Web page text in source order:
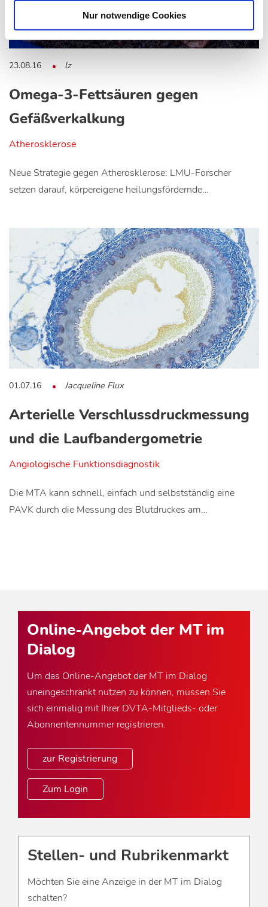
Nur notwendige Cookies
23.08.16 lz
Omega-3-Fettsäuren gegen
Gefäßverkalkung
Atherosklerose
Neue Strategie gegen Atherosklerose: LMU-Forscher
setzen darauf, körpereigene heilungsfördernde…
01.07.16 Jacqueline Flux
Arterielle Verschlussdruckmessung
und die Laufbandergometrie
Angiologische Funktionsdiagnostik
Die MTA kann schnell, einfach und selbstständig eine
PAVK durch die Messung des Blutdruckes am…
Online-Angebot der MT im
Dialog
Um das Online-Angebot der MT im Dialog
uneingeschränkt nutzen zu können, müssen Sie
sich einmalig mit Ihrer DVTA-Mitglieds- oder
Abonnentennummer registrieren.
zur Registrierung
Zum Login
Stellen- und Rubrikenmarkt
Möchten Sie eine Anzeige in der MT im Dialog
schalten?